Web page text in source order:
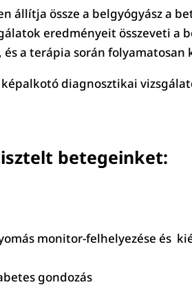
állítja össze a belgyógyász a
eredményeit összeveti a
a terápia során
diagnosztikai
betegeinket:
monitor-felhelyezése és
gondozás